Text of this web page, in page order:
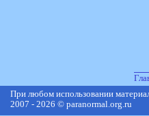
При любом использовании
2007 - 2026 © paranormal.org.ru